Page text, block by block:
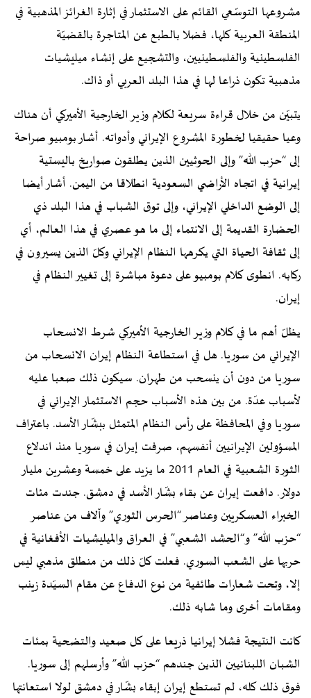
مشروعها التوسّعي القائم على الاستثمار في إثارة الغرائز المذهبية في
المنطقة العربية كلها، فضلا بالطبع عن المتاجرة بالقضيّة
الفلسطينية والفلسطينيين، والتشجيع على إنشاء ميليشيات
مذهبية تكون ذراعا لها في هذا البلد العربي أو ذاك.
يتبيّن من خلال قراءة سريعة لكلام وزير الخارجية الأميركي أن هناك
وعيا حقيقيا لخطورة المشروع الإيراني وأدواته. أشار بومبيو صراحة
إلى “حزب الله” وإلى الحوثيين الذين يطلقون صواريخ باليستية
إيرانية في اتجـاه الأراضي السعودية انطلاقا من اليمن. أشار أيضا
إلى الوضع الداخلي الإيراني، وإلى توق الشباب في هذا البلد ذي
الحضارة القديمة إلى الانتماء إلى ما هو عصري في هذا العالم، أي
إلى ثقافة الحياة التي يكرهها النظام الإيراني وكلّ الذين يسيرون في
ركابه. انطوى كلام بومبيو على دعوة مباشرة إلى تغيير النظام في
إيران.
يظلّ أهم ما في كلام وزير الخارجية الأميركي شرط الانسحاب
الإيراني من سوريا. هل في استطاعة النظام إيران الانسحاب من
سوريا من دون أن ينسحب من طهران. سيكون ذلك صعبا عليه
لأسباب عدّة. من بين هذه الأسباب حجم الاستثمار الإيراني في
سوريا وفي المحافظة على رأس النظام المتمثل ببشّار الأسد. باعتراف
المسؤولين الإيرانيين أنفسهم، صرفت إيران في سوريا منذ اندلاع
الثورة الشعبية في العام 2011 ما يزيد على خمسة وعشرين مليار
دولار. دافعت إيران عن بقاء بشّار الأسد في دمشق. جندت مئات
الخبراء العسكريين وعناصر “الحرس الثوري” وآلاف من عناصر
“حزب الله” و“الحشد الشعبي” في العراق والميليشيات الأفغانية في
حربها على الشعب السوري. فعلت كلّ ذلك من منطلق مذهبي ليس
إلا، وتحت شعارات طائفية من نوع الدفاع عن مقام السيّدة زينب
ومقامات أخرى وما شابه ذلك.
كانت النتيجة فشلا إيرانيا ذريعا على كل صعيد والتضحية بمئات
الشبان اللبنانيين الذين جندهم “حزب الله” وأرسلهم إلى سوريا.
فوق ذلك كله، لم تستطع إيران إبقاء بشّار في دمشق لولا استعانتها